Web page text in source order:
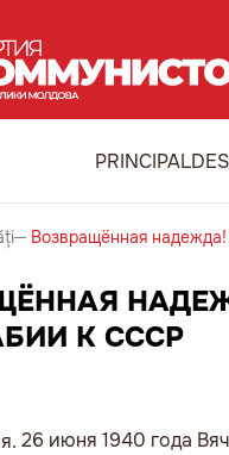
PRINCIPAL
Возвращённая
К СССР
26 июня 1940 года